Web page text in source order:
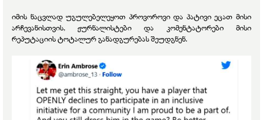
იმის ნაცვლად უგულებელეყოთ პროვოროვი და პატივი ეცათ მისი
არჩევანისთვის, ჟურნალისტები და კომენტატორები მისი
რეპუტაციის ტოტალურ განადგურებას შეუდგნენ.